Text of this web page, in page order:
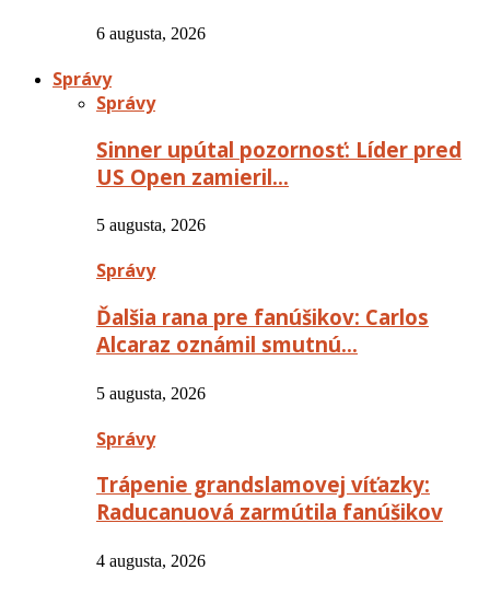
6 augusta, 2026
Správy
Správy
Sinner upútal pozornosť: Líder pred
US Open zamieril…
5 augusta, 2026
Správy
Ďalšia rana pre fanúšikov: Carlos
Alcaraz oznámil smutnú…
5 augusta, 2026
Správy
Trápenie grandslamovej víťazky:
Raducanuová zarmútila fanúšikov
4 augusta, 2026